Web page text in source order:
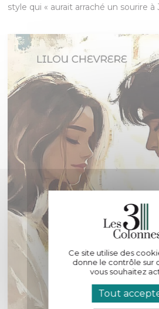
style qui « aurait arraché un sourire à
Ce site utilise des
donne le contrôle sur
vous souhaitez
Tout